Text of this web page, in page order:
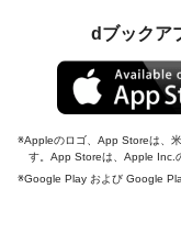
dブックア
Appleのロゴ、App Storeは、
す。App Storeは、Apple Inc.
Google Play および Google